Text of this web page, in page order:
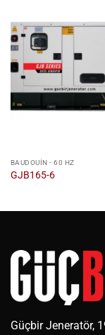
BAUDOUIN - 60 HZ
GJB165-6
Güçbir Jeneratör,